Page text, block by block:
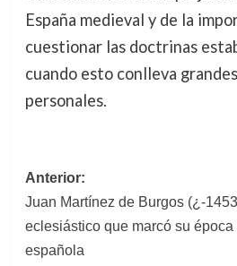
España medieval y de la
cuestionar las doctrinas
cuando esto conlleva
personales.
Navegación
de
entradas
Anterior:
Juan Martínez de Burgos (¿-
eclesiástico que marcó su época
española